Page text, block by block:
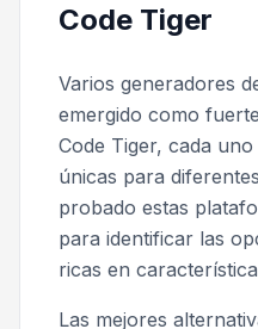
Code Tiger
Varios generadores
emergido como
Code Tiger, cada
únicas para
probado estas
para identificar las
ricas en
Las mejores